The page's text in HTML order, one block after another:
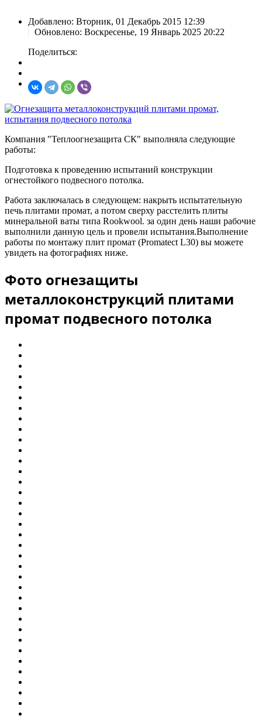
Добавлено: Вторник, 01 Декабрь 2015 12:39
Обновлено: Воскресенье, 19 Январь 2025 20:22
Поделиться:
Компания "Теплоогнезащита СК" выполняла следующие
работы:
Подготовка к проведению испытаний конструкции
огнестойкого подвесного потолка.
Работа заключалась в следующем: накрыть испытательную
печь плитами промат, а потом сверху расстелить плиты
минеральной ваты типа Rookwool. за один день наши рабочие
выполнили данную цель и провели испытания.Выполнение
работы по монтажу плит промат (Promatect L30) вы можете
увидеть на фотографиях ниже.
Фото огнезащиты
металлоконструкций плитами
промат подвесного потолка